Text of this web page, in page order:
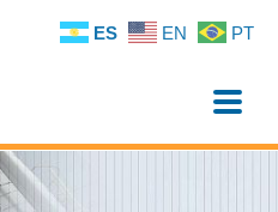
Toggle
ES EN PT